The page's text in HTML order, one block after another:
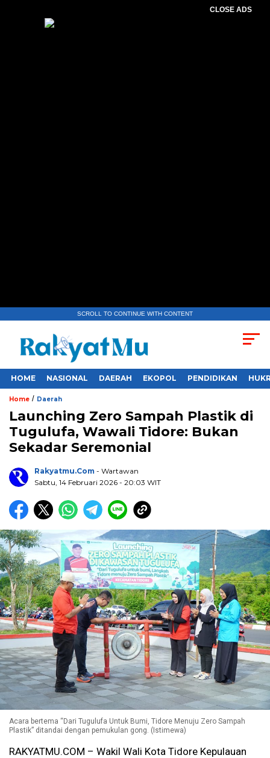
CLOSE ADS
SCROLL TO CONTINUE WITH CONTENT
HOME NASIONAL DAERAH EKOPOL PENDIDIKAN
Home / Daerah
Launching Zero Sampah Plastik di
Tugulufa, Wawali Tidore: Bukan
Sekadar Seremonial
Rakyatmu.com - Wartawan
Sabtu, 14 Februari 2026 - 20:03 WIT
Acara bertema “Dari Tugulufa Untuk Bumi, Tidore Menuju Zero Sampah
Plastik” ditandai dengan pemukulan gong. (Istimewa)
RAKYATMU.COM – Wakil Wali Kota Tidore Kepulauan